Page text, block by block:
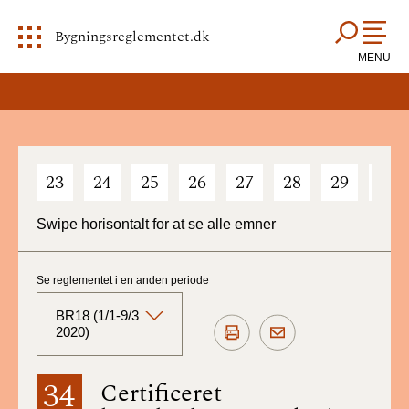
Bygningsreglementet.dk
MENU
23 24 25 26 27 28 29
Swipe horisontalt for at se alle emner
34 Certificeret
Se reglementet i en anden periode
BR18 (1/1-9/3
2020)
BR18 (Aktuelt)